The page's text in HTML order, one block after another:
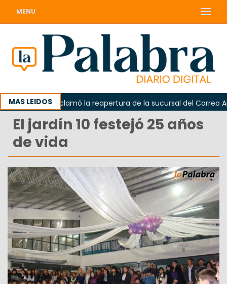
MENU
MAS LEIDOS
Odarda reclamó la reapertura de la sucursal del Correo
El jardín 10 festejó 25 años
de vida